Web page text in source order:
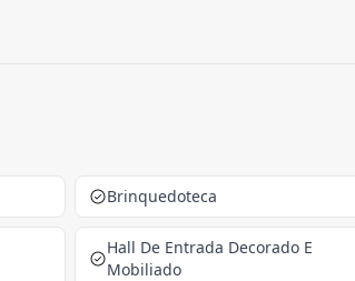
Brinquedoteca
Hall De Entrada Decorado E
Mobiliado